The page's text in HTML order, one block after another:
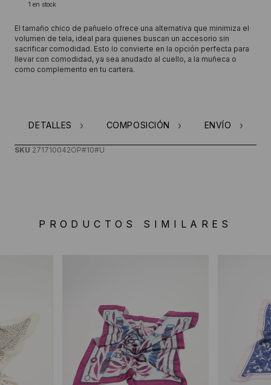
1 en stock
El tamaño chico de pañuelo ofrece una alternativa que minimiza el
volumen de tela, ideal para quienes buscan un accesorio sin
sacrificar comodidad. Esto lo convierte en la opción perfecta para
llevar con comodidad, ya sea anudado al cuello, a la muñeca o
como complemento en tu cartera.
DETALLES COMPOSICIÓN ENVÍO
SKU 271710042OP#10#U
PRODUCTOS SIMILARES